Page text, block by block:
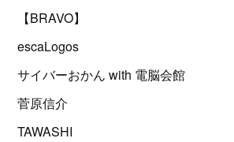
【BRAVO】
escaLogos
サイバーおかん with 電脳会館
菅原信介
TAWASHI